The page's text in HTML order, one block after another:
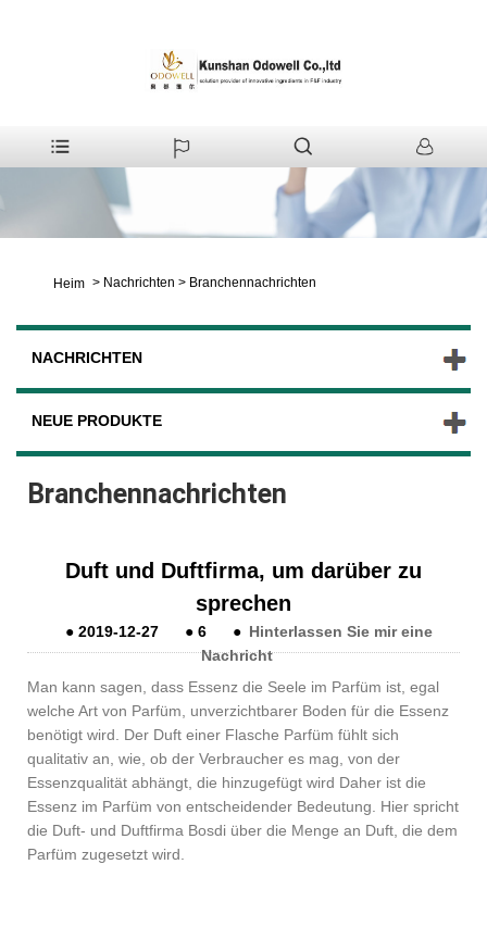
Heim > Nachrichten > Branchennachrichten
NACHRICHTEN
NEUE PRODUKTE
Branchennachrichten
Duft und Duftfirma, um darüber zu
sprechen
● 2019-12-27 ● 6 ● Hinterlassen Sie mir eine
Nachricht
Man kann sagen, dass Essenz die Seele im Parfüm ist, egal
welche Art von Parfüm, unverzichtbarer Boden für die Essenz
benötigt wird. Der Duft einer Flasche Parfüm fühlt sich
qualitativ an, wie, ob der Verbraucher es mag, von der
Essenzqualität abhängt, die hinzugefügt wird Daher ist die
Essenz im Parfüm von entscheidender Bedeutung. Hier spricht
die Duft- und Duftfirma Bosdi über die Menge an Duft, die dem
Parfüm zugesetzt wird.